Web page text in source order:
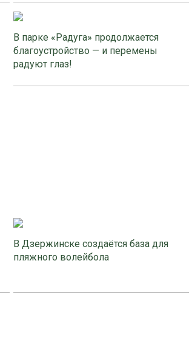
В парке «Радуга» продолжается
благоустройство — и перемены
радуют глаз!
В Дзержинске создаётся база для
пляжного волейбола